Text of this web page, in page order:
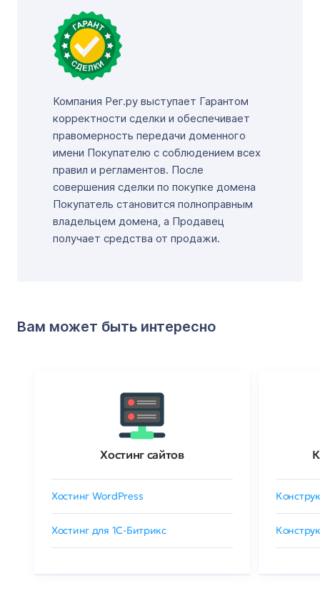
Компания Рег.ру выступает Гарантом
корректности сделки и обеспечивает
правомерность передачи доменного
имени Покупателю с соблюдением всех
правил и регламентов. После
совершения сделки по покупке домена
Покупатель становится полноправным
владельцем домена, а Продавец
получает средства от продажи.
Вам может быть интересно
Хостинг сайтов
Хостинг WordPress
Хостинг для 1C-Битрикс